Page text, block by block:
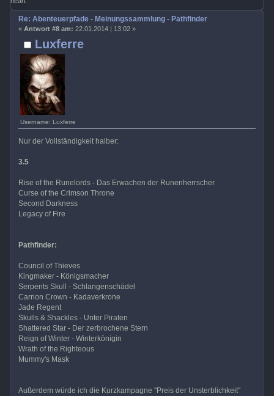
Luxferre
Username: Luxferre
Re: Abenteuerpfade - Meinungssammlung - Pathfinder
« Antwort #8 am: 22.01.2014 | 13:02 »
Nur der Vollständigkeit halber:
3.5
Rise of the Runelords - Das Erwachen der Runenherrscher
Curse of the Crimson Throne
Second Darkness
Legacy of Fire
Pathfinder:
Council of Thieves
Kingmaker - Königsmacher
Serpents Skull - Schlangenschädel
Carrion Crown - Kadaverkrone
Jade Regent
Skulls & Shackles - Unter Piraten
Shattered Star - Der zerbrochene Stern
Reign of Winter - Winterkönigin
Wrath of the Righteous
Mummy's Mask
Außerdem würde ich die Kurzkampagne "Preis der Unsterblichkeit"